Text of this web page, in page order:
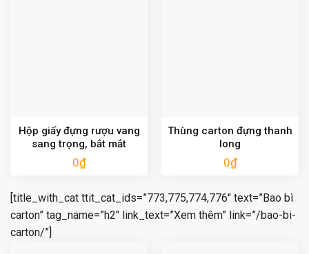
Hộp giấy đựng rượu vang
sang trọng, bắt mắt
0₫
Thùng carton đựng thanh
long
0₫
[title_with_cat ttit_cat_ids=”773,775,774,776″ text=”Bao bì
carton” tag_name=”h2″ link_text=”Xem thêm” link=”/bao-bi-
carton/”]